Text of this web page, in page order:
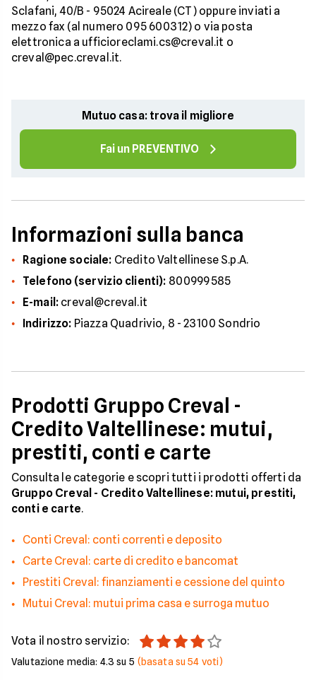
Sclafani, 40/B - 95024 Acireale (CT) oppure inviati a
mezzo fax (al numero 095 600312) o via posta
elettronica a ufficioreclami.cs@creval.it o
creval@pec.creval.it.
Mutuo casa: trova il migliore
Fai un PREVENTIVO
Informazioni sulla banca
Ragione sociale: Credito Valtellinese S.p.A.
Telefono (servizio clienti): 800999585
E-mail: creval@creval.it
Indirizzo: Piazza Quadrivio, 8 - 23100 Sondrio
Prodotti Gruppo Creval -
Credito Valtellinese: mutui,
prestiti, conti e carte
Consulta le categorie e scopri tutti i prodotti offerti da
Gruppo Creval - Credito Valtellinese: mutui, prestiti,
conti e carte.
Conti Creval: conti correnti e deposito
Carte Creval: carte di credito e bancomat
Prestiti Creval: finanziamenti e cessione del quinto
Mutui Creval: mutui prima casa e surroga mutuo
Vota il nostro servizio:
Valutazione media: 4.3 su 5 (basata su54 voti)